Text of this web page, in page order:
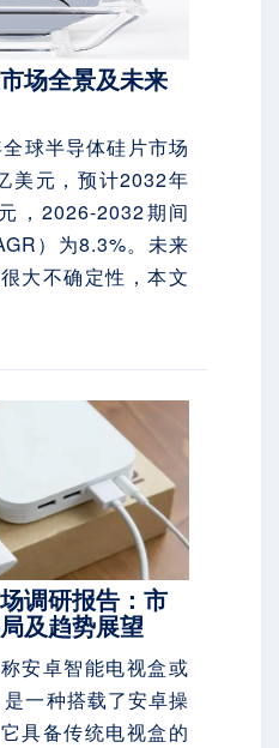
场全景及未来
球半导体硅片市场
美元，预计2032年
，2026-2032期间
）为8.3%。未来
大不确定性，本文
调研报告：市
及趋势展望
安卓智能电视盒或
一种搭载了安卓操
具备传统电视盒的